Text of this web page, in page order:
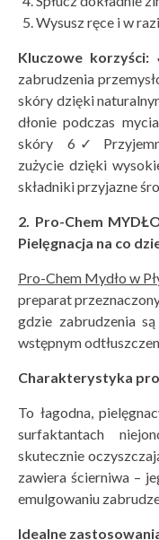
Wysusz ręce i w
Kluczowe korzyści:
zabrudzenia
skóry dzięki
dłonie podczas
skóry 6✓
zużycie dzięki
składniki przyjazne
2. Pro-Chem
Pielęgnacja na co
Pro-Chem Mydło w
preparat
gdzie zabrudzenia
wstępnym
Charakterystyka
To łagodna,
surfaktantach
skutecznie
zawiera ścierniwa –
emulgowaniu
Idealne